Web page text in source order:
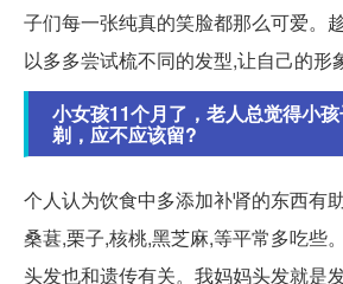
子们每一张纯真的笑脸都那么可爱。
以多多尝试梳不同的发型,让自己的形
小女孩11个月了，老人总觉得小
剃，应不应该留?
个人认为饮食中多添加补肾的东西有
桑葚,栗子,核桃,黑芝麻,等平常多吃些
头发也和遗传有关。我妈妈头发就是发